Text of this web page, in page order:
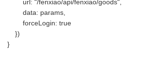
url: "/fenxiao/api/fenxiao/goods",
data: params,
forceLogin: true
})
}